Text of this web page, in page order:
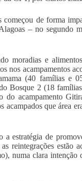
começou de forma
– no segundo
moradias e
nos acampamentos
(40 famílias e
Bosque 2 (18
do acampamento
acampados que área
estratégia de
reintegrações estão
numa clara